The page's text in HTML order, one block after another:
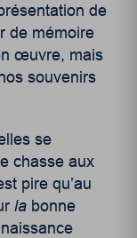
de
de mémoire
œuvre, mais
souvenirs
se
chasse aux
pire qu’au
la bonne